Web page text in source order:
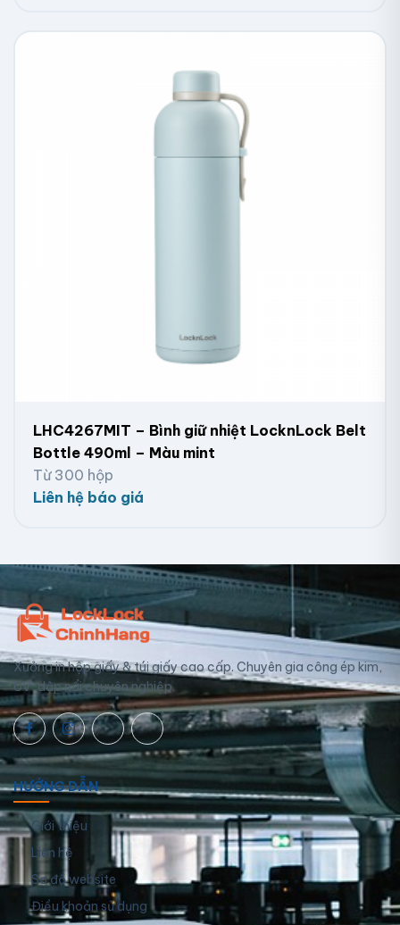
LHC4267MIT – Bình giữ nhiệt LocknLock Belt
Bottle 490ml – Màu mint
Từ 300 hộp
Liên hệ báo giá
Xưởng in hộp giấy & túi giấy cao cấp. Chuyên gia công ép kim,
UV, dập nổi chuyên nghiệp.
HƯỚNG DẪN
Giới thiệu
Liên hệ
Sơ đồ website
Điều khoản sử dụng